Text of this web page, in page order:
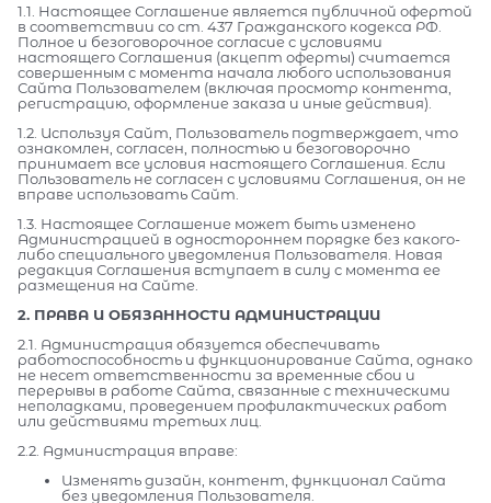
1.1. Настоящее Соглашение является публичной офертой
в соответствии со ст. 437 Гражданского кодекса РФ.
Полное и безоговорочное согласие с условиями
настоящего Соглашения (акцепт оферты) считается
совершенным с момента начала любого использования
Сайта Пользователем (включая просмотр контента,
регистрацию, оформление заказа и иные действия).
1.2. Используя Сайт, Пользователь подтверждает, что
ознакомлен, согласен, полностью и безоговорочно
принимает все условия настоящего Соглашения. Если
Пользователь не согласен с условиями Соглашения, он не
вправе использовать Сайт.
1.3. Настоящее Соглашение может быть изменено
Администрацией в одностороннем порядке без какого-
либо специального уведомления Пользователя. Новая
редакция Соглашения вступает в силу с момента ее
размещения на Сайте.
2. ПРАВА И ОБЯЗАННОСТИ АДМИНИСТРАЦИИ
2.1. Администрация обязуется обеспечивать
работоспособность и функционирование Сайта, однако
не несет ответственности за временные сбои и
перерывы в работе Сайта, связанные с техническими
неполадками, проведением профилактических работ
или действиями третьих лиц.
2.2. Администрация вправе:
Изменять дизайн, контент, функционал Сайта
без уведомления Пользователя.